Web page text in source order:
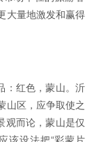
大量地激发和赢得
：红色，蒙山。沂
山区，应争取使之
观而论，蒙山是仅